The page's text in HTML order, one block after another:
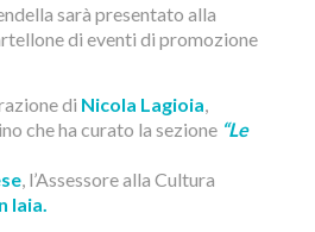
sarà presentato alla
di eventi di promozione
di Nicola Lagioia,
che ha curato la sezione “Le
, l’Assessore alla Cultura
Iaia.